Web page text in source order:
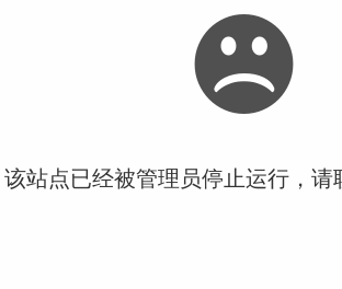
站点已经被管理员停止运行，